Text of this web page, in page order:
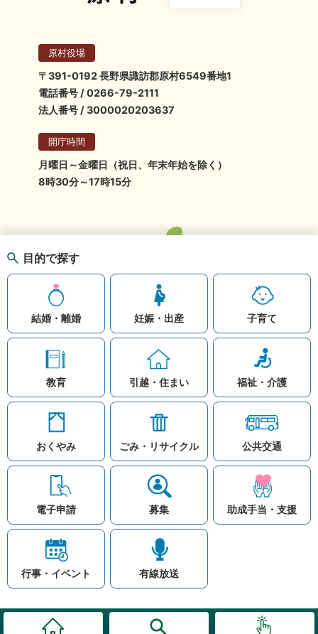
知りたい情報を検索
注目ワード
公共交通
入札
高齢者福祉 補助金
目的で探す
結婚・離婚 妊娠・出産 子育て
教育 引越・住まい 福祉・介護
おくやみ ごみ・リサイクル 公共交通
電子申請 募集 助成手当・支援
行事・イベント 有線放送
原村役場
〒391-0192 長野県諏訪郡原村6549番地1
電話番号 / 0266-79-2111
法人番号 / 3000020203637
開庁時間
月曜日～金曜日（祝日、年末年始を除く）
8時30分～17時15分
お問い合わせ
リンク集
このホームページ
著作権と免責事項につ
プライバシーポリシー
© Village Hara